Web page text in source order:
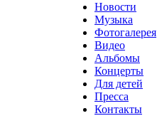
Новости
Музыка
Фотогалерея
Видео
Альбомы
Концерты
Для детей
Пресса
Контакты